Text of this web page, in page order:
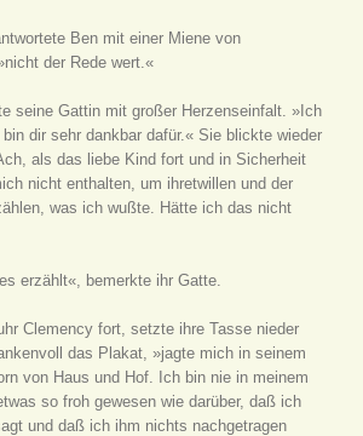
Ben mit einer Miene von
der Rede wert.«
seine Gattin mit großer Herzenseinfalt. »Ich
dir sehr dankbar dafür.« Sie blickte wieder
als das liebe Kind fort und in Sicherheit
nicht enthalten, um ihretwillen und der
was ich wußte. Hätte ich das nicht
erzählt«, bemerkte ihr Gatte.
Clemency fort, setzte ihre Tasse nieder
das Plakat, »jagte mich in seinem
von Haus und Hof. Ich bin nie in meinem
so froh gewesen wie darüber, daß ich
und daß ich ihm nichts nachgetragen